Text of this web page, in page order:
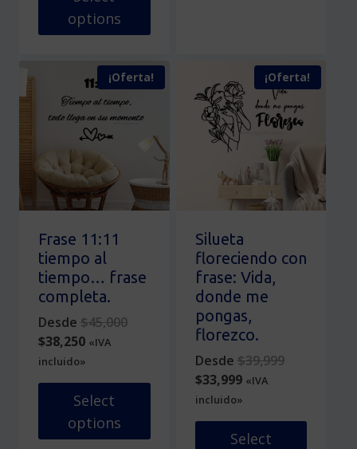
options
múltiples
variantes.
opciones
se
pueden
elegir
en
la
página
de
variantes.
Las
opciones
elegir
página
de
producto
¡Oferta!
Frase 11:11
tiempo al
tiempo… frase
completa.
Desde $45,000Original
$45,000.
$38,250Current
price
is:
$38,250.
«IVA
incluido»
Select
options
¡Oferta!
Silueta
floreciendo con
frase: Vida,
donde me
pongas,
florezco.
Desde $39,999Original
$39,999.
$33,999Current
price
is:
$33,999.
«IVA
incluido»
Select